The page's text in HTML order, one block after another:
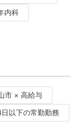
内科
市 × 高給与
以下の常勤勤務